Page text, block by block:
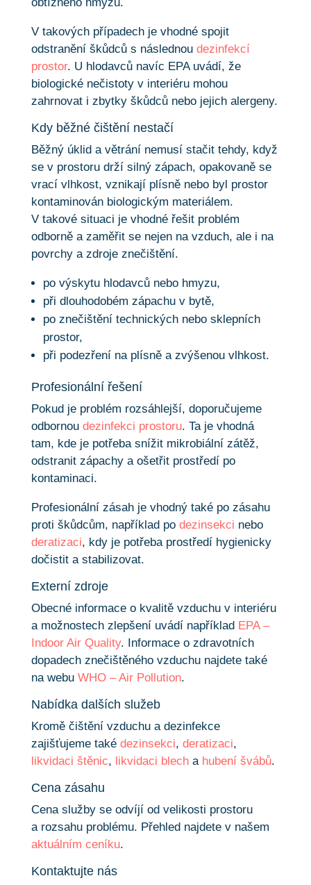
V takových případech je vhodné spojit
odstranění škůdců s následnou dezinfekcí
prostor. U hlodavců navíc EPA uvádí, že
biologické nečistoty v interiéru mohou
zahrnovat i zbytky škůdců nebo jejich alergeny.
Kdy běžné čištění nestačí
Běžný úklid a větrání nemusí stačit tehdy, když
se v prostoru drží silný zápach, opakovaně se
vrací vlhkost, vznikají plísně nebo byl prostor
kontaminován biologickým materiálem.
V takové situaci je vhodné řešit problém
odborně a zaměřit se nejen na vzduch, ale i na
povrchy a zdroje znečištění.
po výskytu hlodavců nebo hmyzu,
při dlouhodobém zápachu v bytě,
po znečištění technických nebo sklepních
prostor,
při podezření na plísně a zvýšenou vlhkost.
Profesionální řešení
Pokud je problém rozsáhlejší, doporučujeme
odbornou dezinfekci prostoru. Ta je vhodná
tam, kde je potřeba snížit mikrobiální zátěž,
odstranit zápachy a ošetřit prostředí po
kontaminaci.
Profesionální zásah je vhodný také po zásahu
proti škůdcům, například po dezinsekci nebo
deratizaci, kdy je potřeba prostředí hygienicky
dočistit a stabilizovat.
Externí zdroje
Obecné informace o kvalitě vzduchu v interiéru
a možnostech zlepšení uvádí například EPA –
Indoor Air Quality. Informace o zdravotních
dopadech znečištěného vzduchu najdete také
na webu WHO – Air Pollution.
Nabídka dalších služeb
Kromě čištění vzduchu a dezinfekce
zajišťujeme také dezinsekci, deratizaci,
likvidaci štěnic, likvidaci blecha hubení švábů.
Cena zásahu
Cena služby se odvíjí od velikosti prostoru
a rozsahu problému. Přehled najdete v našem
aktuálním ceníku.
Kontaktujte nás